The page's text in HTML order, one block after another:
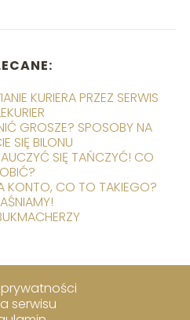
KURIERA PRZEZ SERWIS
GROSZE? SPOSOBY NA
SIĘ BILONU
SIĘ TAŃCZYĆ! CO
KONTO, CO TO TAKIEGO?
serwisu